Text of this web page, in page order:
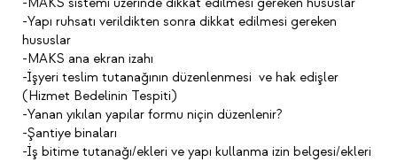
-MAKS sistemi üzerinde dikkat edilmesi gereken hususlar
-Yapı ruhsatı verildikten sonra dikkat edilmesi gereken
hususlar
-MAKS ana ekran izahı
-İşyeri teslim tutanağının düzenlenmesi ve hak edişler
(Hizmet Bedelinin Tespiti)
-Yanan yıkılan yapılar formu niçin düzenlenir?
-Şantiye binaları
-İş bitime tutanağı/ekleri ve yapı kullanma izin belgesi/ekleri